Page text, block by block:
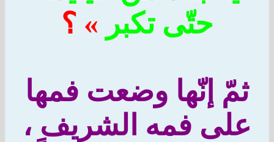
حتّى تكبر» ؟
إنّها وضعت فمها
فمه الشريف ،